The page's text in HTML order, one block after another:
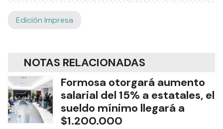
Edición Impresa
NOTAS RELACIONADAS
Formosa otorgará aumento
salarial del 15% a estatales, el
sueldo mínimo llegará a
$1.200.000